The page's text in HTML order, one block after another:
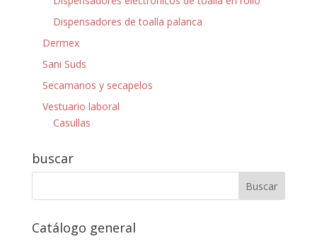
Dispensadores de toalla palanca
Dermex
Sani Suds
Secamanos y secapelos
Vestuario laboral
Casullas
buscar
Catálogo general